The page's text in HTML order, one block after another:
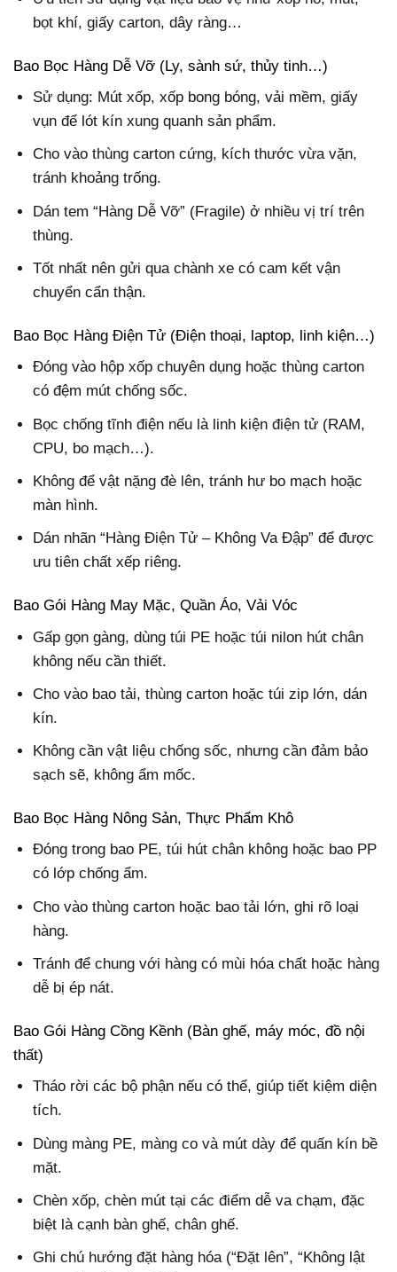
bọt khí, giấy carton, dây ràng…
Bao Bọc Hàng Dễ Vỡ (Ly, sành sứ, thủy tinh…)
Sử dụng: Mút xốp, xốp bong bóng, vải mềm, giấy
vụn để lót kín xung quanh sản phẩm.
Cho vào thùng carton cứng, kích thước vừa vặn,
tránh khoảng trống.
Dán tem “Hàng Dễ Vỡ” (Fragile) ở nhiều vị trí trên
thùng.
Tốt nhất nên gửi qua chành xe có cam kết vận
chuyển cẩn thận.
Bao Bọc Hàng Điện Tử (Điện thoại, laptop, linh kiện…)
Đóng vào hộp xốp chuyên dụng hoặc thùng carton
có đệm mút chống sốc.
Bọc chống tĩnh điện nếu là linh kiện điện tử (RAM,
CPU, bo mạch…).
Không để vật nặng đè lên, tránh hư bo mạch hoặc
màn hình.
Dán nhãn “Hàng Điện Tử – Không Va Đập” để được
ưu tiên chất xếp riêng.
Bao Gói Hàng May Mặc, Quần Áo, Vải Vóc
Gấp gọn gàng, dùng túi PE hoặc túi nilon hút chân
không nếu cần thiết.
Cho vào bao tải, thùng carton hoặc túi zip lớn, dán
kín.
Không cần vật liệu chống sốc, nhưng cần đảm bảo
sạch sẽ, không ẩm mốc.
Bao Bọc Hàng Nông Sản, Thực Phẩm Khô
Đóng trong bao PE, túi hút chân không hoặc bao PP
có lớp chống ẩm.
Cho vào thùng carton hoặc bao tải lớn, ghi rõ loại
hàng.
Tránh để chung với hàng có mùi hóa chất hoặc hàng
dễ bị ép nát.
Bao Gói Hàng Cồng Kềnh (Bàn ghế, máy móc, đồ nội
thất)
Tháo rời các bộ phận nếu có thể, giúp tiết kiệm diện
tích.
Dùng màng PE, màng co và mút dày để quấn kín bề
mặt.
Chèn xốp, chèn mút tại các điểm dễ va chạm, đặc
biệt là cạnh bàn ghế, chân ghế.
Ghi chú hướng đặt hàng hóa (“Đặt lên”, “Không lật